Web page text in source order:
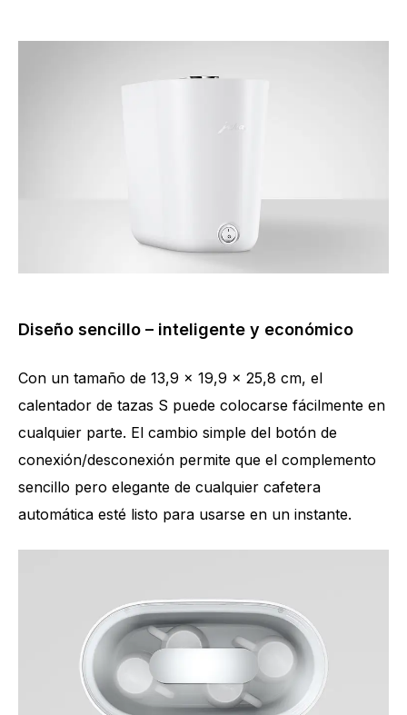
Diseño sencillo – inteligente y económico
Con un tamaño de 13,9 x 19,9 x 25,8 cm, el
calentador de tazas S puede colocarse fácilmente en
cualquier parte. El cambio simple del botón de
conexión/desconexión permite que el complemento
sencillo pero elegante de cualquier cafetera
automática esté listo para usarse en un instante.